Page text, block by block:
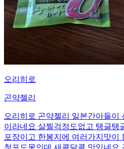
오리히로
곤약젤리
오리히로 곤약젤리 일본간아들이
이라네요 살찔걱정도없고 탱글탱
포장이고 한봉지에 여러가지맛이
청포도못인데 새콤달콤 맛있네요